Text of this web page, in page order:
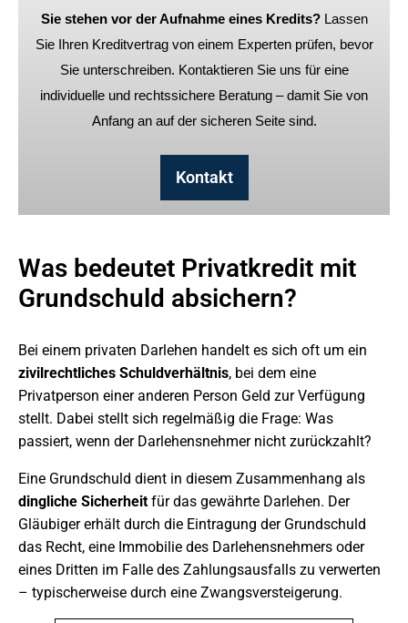
Sie stehen vor der Aufnahme eines Kredits?Lassen
Sie Ihren Kreditvertrag von einem Experten prüfen, bevor
Sie unterschreiben. Kontaktieren Sie uns für eine
individuelle und rechtssichere Beratung – damit Sie von
Anfang an auf der sicheren Seite sind.
Kontakt
Was bedeutet Privatkredit mit
Grundschuld absichern?
Bei einem privaten Darlehen handelt es sich oft um ein
zivilrechtliches Schuldverhältnis, bei dem eine
Privatperson einer anderen Person Geld zur Verfügung
stellt. Dabei stellt sich regelmäßig die Frage: Was
passiert, wenn der Darlehensnehmer nicht zurückzahlt?
Eine Grundschuld dient in diesem Zusammenhang als
dingliche Sicherheit für das gewährte Darlehen. Der
Gläubiger erhält durch die Eintragung der Grundschuld
das Recht, eine Immobilie des Darlehensnehmers oder
eines Dritten im Falle des Zahlungsausfalls zu verwerten
– typischerweise durch eine Zwangsversteigerung.